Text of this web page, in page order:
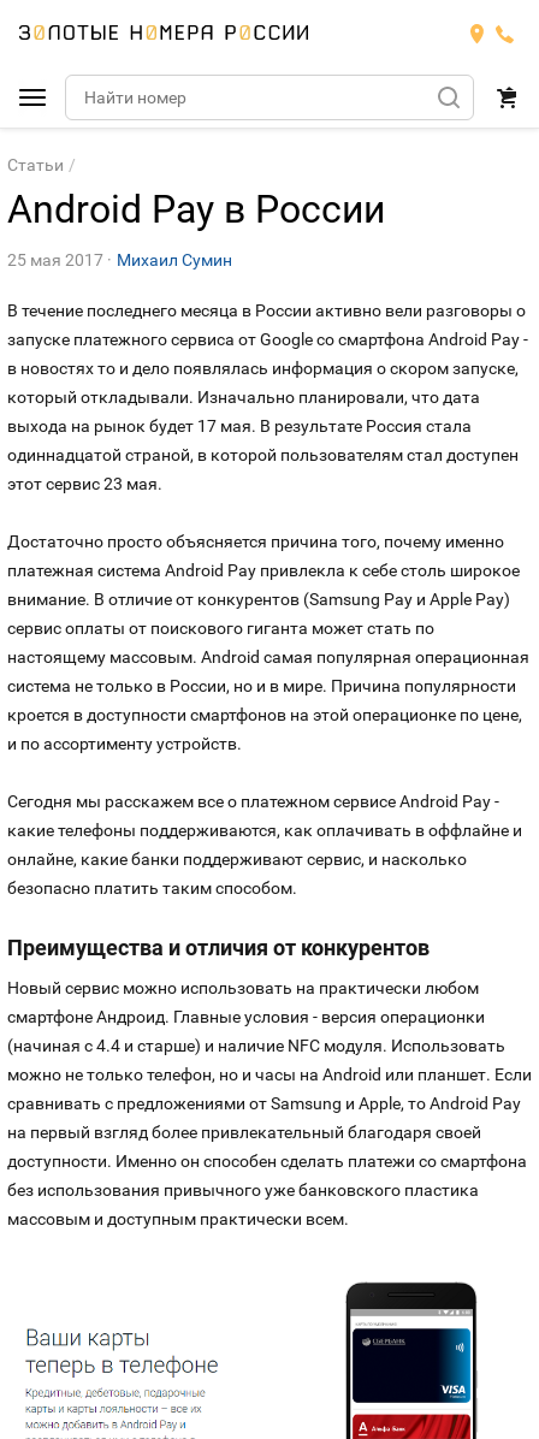
Подобрать номер
МТС
Номера
БИЛАЙН
Тарифы
Номера
Мегафон
МЕГАФОН
Тарифы
Номера
Теле2
ТЕЛЕ2
Номера
Йота
Тарифы
Номера
Оплата и доставка
Контакты
Устройства
Sim-Sim
Статьи
Android Pay в России
25 мая 2017 Михаил Сумин
В течение последнего месяца в России активно вели разговоры о
запуске платежного сервиса от Google со смартфона Android Pay -
в новостях то и дело появлялась информация о скором запуске,
который откладывали. Изначально планировали, что дата
выхода на рынок будет 17 мая. В результате Россия стала
одиннадцатой страной, в которой пользователям стал доступен
этот сервис 23 мая.
Достаточно просто объясняется причина того, почему именно
платежная система Android Pay привлекла к себе столь широкое
внимание. В отличие от конкурентов (Samsung Pay и Apple Pay)
сервис оплаты от поискового гиганта может стать по
настоящему массовым. Android самая популярная операционная
система не только в России, но и в мире. Причина популярности
кроется в доступности смартфонов на этой операционке по цене,
и по ассортименту устройств.
Сегодня мы расскажем все о платежном сервисе Android Pay -
какие телефоны поддерживаются, как оплачивать в оффлайне и
онлайне, какие банки поддерживают сервис, и насколько
безопасно платить таким способом.
Преимущества и отличия от конкурентов
Новый сервис можно использовать на практически любом
смартфоне Андроид. Главные условия - версия операционки
(начиная с 4.4 и старше) и наличие NFC модуля. Использовать
можно не только телефон, но и часы на Android или планшет. Если
сравнивать с предложениями от Samsung и Apple, то Android Pay
на первый взгляд более привлекательный благодаря своей
доступности. Именно он способен сделать платежи со смартфона
без использования привычного уже банковского пластика
массовым и доступным практически всем.